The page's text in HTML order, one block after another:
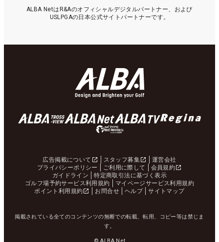
ALBA NetはR&Aのオフィシャルデジタルパートナー、および
USLPGAの日本公式サイトパートナーです。
広告掲載について スタッフ募集
運営会社
プライバシーポリシー
ご利用に際して
会員規約
ガイドライン
特定商取引法に基づく表示
ゴルフ場予約サービス利用規約
マイページサービス利用規約
ポイント利用規約
お問合せ ヘルプ サイトマップ
掲載されている全てのコンテンツの無断での転載、転用、コピー等は禁じま
す。